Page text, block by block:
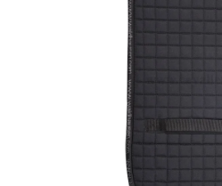
hvězdiček.